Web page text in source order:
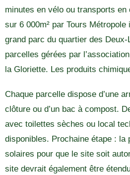
minutes en vélo ou transports en
sur 6 000m² par Tours
grand parc du quartier des
parcelles gérées par
la Gloriette. Les produits
Chaque parcelle dispose d’une
clôture ou d’un bac à compost.
avec toilettes sèches ou local
disponibles. Prochaine étape : la
solaires pour que le site soit
site devrait également être